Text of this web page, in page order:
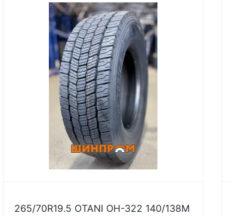
265/70R19.5 OTANI OH-322 140/138M